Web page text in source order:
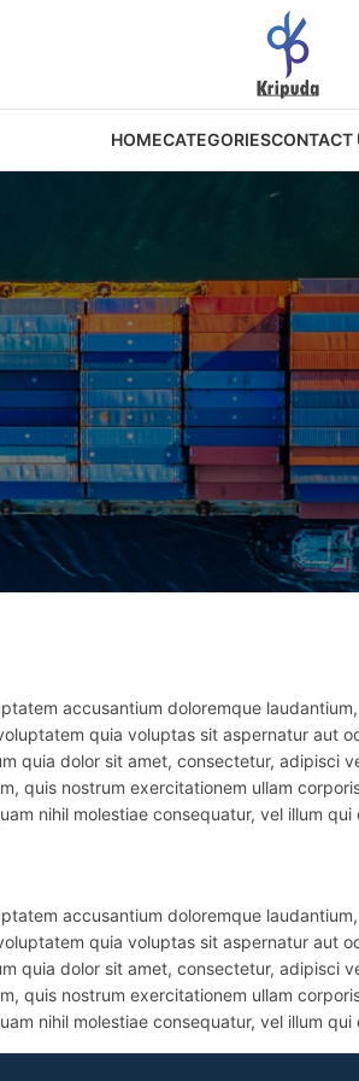
HOMECATEGORIESCONTACT
accusantium doloremque
quia voluptas sit aspernatur aut
quia dolor sit amet, consectetur, adipisci
quis nostrum exercitationem ullam
nihil molestiae consequatur, vel illum
accusantium doloremque
quia voluptas sit aspernatur aut
quia dolor sit amet, consectetur, adipisci
quis nostrum exercitationem ullam
nihil molestiae consequatur, vel illum